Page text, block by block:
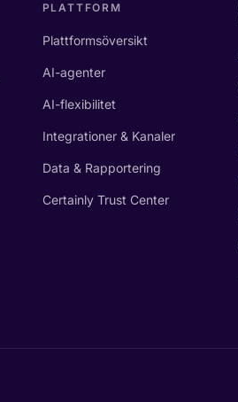
PLATTFORM
Plattformsöversikt
AI-agenter
AI-flexibilitet
Integrationer & Kanaler
Data & Rapportering
Certainly Trust Center